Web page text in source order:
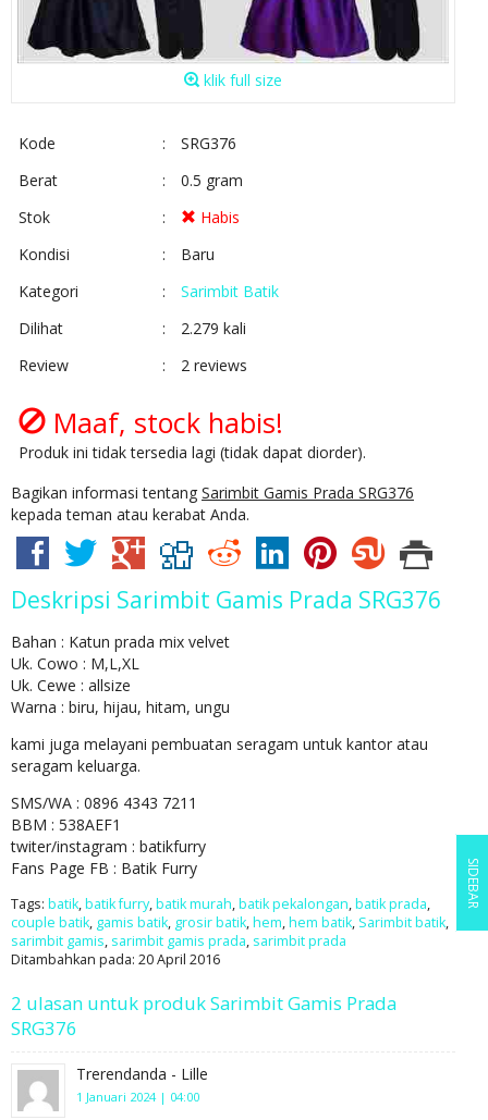
klik full size
Kode :
SRG376
Berat
:
0.5 gram
Stok
:
Habis
Kondisi
:
Baru
Kategori
:
Sarimbit Batik
Dilihat
:
2.279 kali
Review
: 2 reviews
Maaf, stock habis!
Produk ini tidak tersedia lagi (tidak dapat diorder).
Bagikan informasi tentang Sarimbit Gamis Prada SRG376
kepada teman atau kerabat Anda.
Deskripsi Sarimbit Gamis Prada SRG376
Bahan : Katun prada mix velvet
Uk. Cowo : M,L,XL
Uk. Cewe : allsize
Warna : biru, hijau, hitam, ungu
kami juga melayani pembuatan seragam untuk kantor atau
seragam keluarga.
SMS/WA : 0896 4343 7211
BBM : 538AEF1
twiter/instagram : batikfurry
Fans Page FB : Batik Furry
Tags: batik,batik furry,batik murah,batik pekalongan,batik prada,
couple batik, gamis batik, grosir batik,hem,hem batik, Sarimbit batik,
sarimbit gamis, sarimbit gamis prada, sarimbit prada
Ditambahkan pada: 20 April 2016
2 ulasan untuk produk Sarimbit Gamis Prada
SRG376
Trerendanda - Lille
1 Januari 2024 | 04:00
SIDEBAR